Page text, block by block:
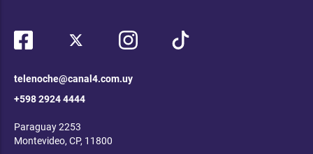
telenoche@canal4.com.uy
+598 2924 4444
Paraguay 2253
Montevideo, CP, 11800